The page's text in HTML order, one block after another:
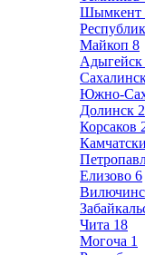
Шымкент
Майкоп 8
Адыгейск
Южно-
Долинск 2
Корсаков
Елизово 6
Чита 18
Могоча 1